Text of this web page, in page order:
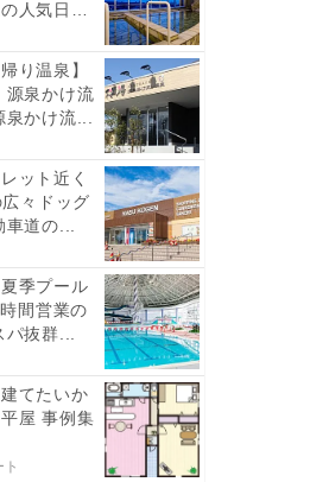
人気日
り温泉】
源泉かけ流
かけ流...
ット近く
々ドッグ
道の...
季プール
間営業の
抜群...
てたいか
屋 事例集